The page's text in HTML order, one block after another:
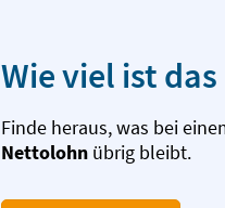
Wie viel ist
Finde heraus, was bei
Nettolohn übrig bleibt.